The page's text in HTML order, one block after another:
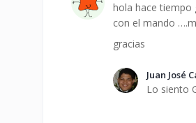
hola hace tiempo
con el mando
gracias
Juan José
Lo siento